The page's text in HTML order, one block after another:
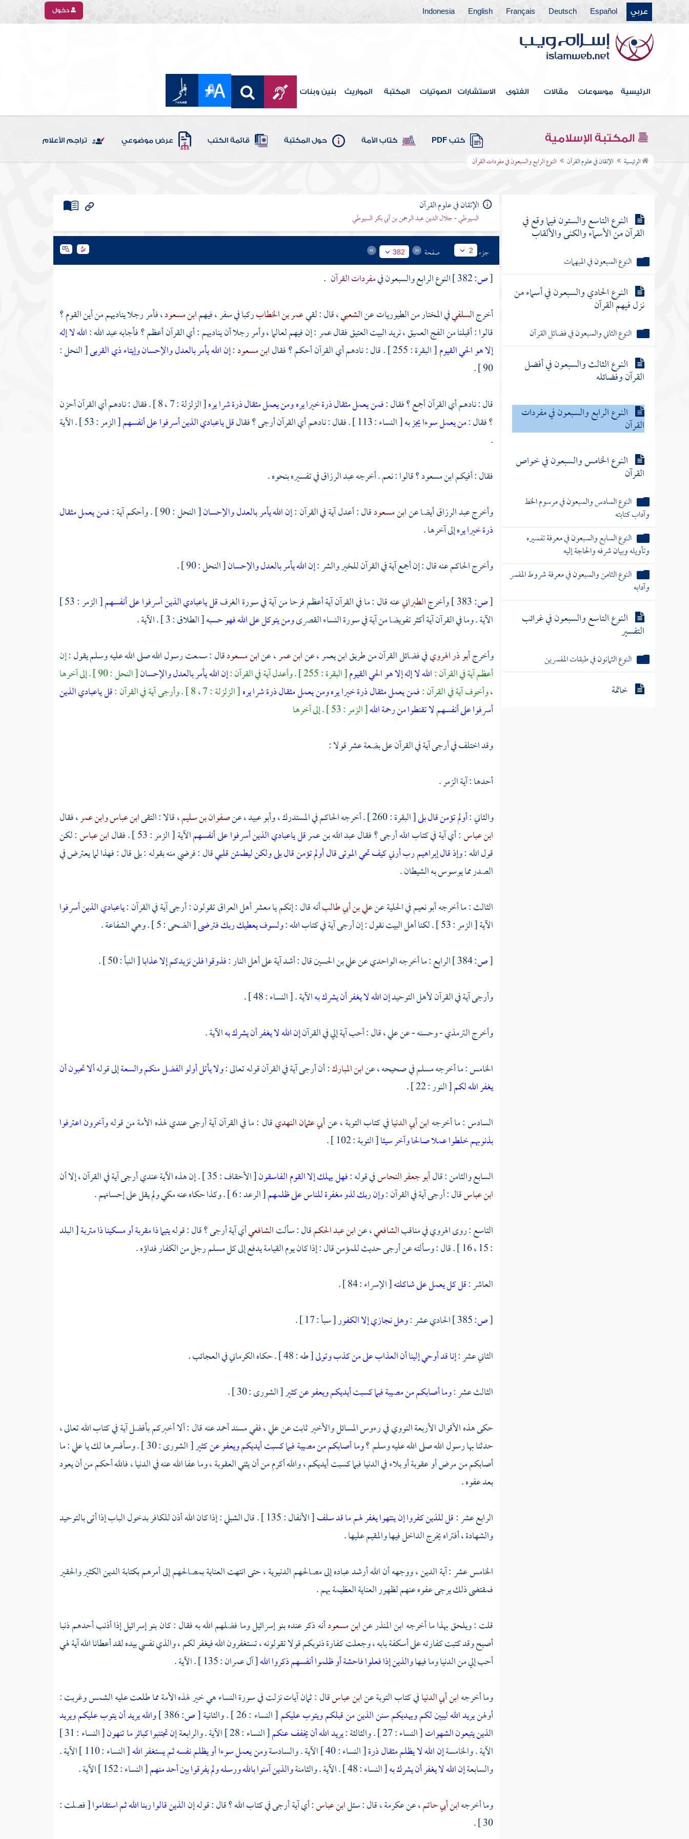
عربي Español
Deutsch
Français
English
Indonesia دخول
الرئيسية موسوعات مقالات الفتوى الاستشارات الصوتيات المكتبة المواريث بنين وبنات
المكتبة الإسلامية كتب PDF كتاب الأمة حول المكتبة قائمة الكتب عرض موضوعي تراجم الأعلام
الرئيسية الإتقان في علوم القرآن النوع الرابع والسبعون في مفردات القرآن
النوع الرابع والستون في إعجاز القرآن
النوع الخامس والستون في العلوم
المستنبطة من القرآن
النوع السادس والستون في أمثال القرآن
القرآن
النوع الثامن والستون في جدل
النوع التاسع والستون فيما وقع في
القرآن من الأسماء والكنى والألقاب
النوع السبعون في المبهمات
النوع الحادي والسبعون في أسماء من
نزل فيهم القرآن
النوع الثاني والسبعون في فضائل القرآن
النوع الثالث والسبعون في أفضل
القرآن وفضائله
النوع الرابع والسبعون في مفردات
القرآن
النوع الخامس والسبعون في خواص
القرآن
النوع السادس والسبعون في مرسوم الخط
وآداب كتابته
النوع السابع والسبعون في معرفة تفسيره
وتأويله وبيان شرفه والحاجة إليه
النوع الثامن والسبعون في معرفة شروط المفسر
وآدابه
النوع التاسع والسبعون في غرائب
التفسير
النوع الثمانون في طبقات المفسرين
خاتمة
الإتقان في علوم القرآن
السيوطي - جلال الدين عبد الرحمن بن أبي بكر السيوطي
جزء 2 صفحة 382
[ص: النوع الرابع والسبعون فيمفردات القرآن .
أخرجالسلفيفي المختار من الطيوريات عنالشعبي، قال : لقيعمر بن الخطابركبا في سفر ، فيهمابن مسعود، فأمر رجلا يناديهم من أين القوم ؟
قالوا : أقبلنا من الفج العميق ، نريد البيت العتيق فقالعمر: إن فيهم لعالما ، وأمر رجلا أن يناديهم : أي القرآن أعظم ؟ فأجابه عبد الله :الله لا إله
إلا هو الحي القيوم[ البقرة : 255 ] . قال : نادهم أي القرآن أحكم ؟ فقال ابن مسعود:إن الله يأمر بالعدل والإحسان وإيتاء ذي القربى[ النحل :
90 ] .
قال : نادهم أي القرآن أجمع ؟ فقال :فمن يعمل مثقال ذرة خيرا يره ومن يعمل مثقال ذرة شرا يره
[ الزلزلة : 7 ، 8 ] . فقال : نادهم أي القرآن أحزن
؟ فقال :من يعمل سوءا يجز به[ النساء : 113 ] . فقال : نادهم أي القرآن أرجى ؟ فقال قل ياعبادي الذين أسرفوا على أنفسهم
[ الزمر : 53 ] . الآية
.
فقال : أفيكمابن مسعود ؟قالوا : نعم . أخرجهعبد الرزاقفي تفسيره بنحوه .
وأخرجعبد الرزاقأيضا عنابن مسعودقال : أعدل آية في القرآن :إن الله يأمر بالعدل والإحسان[ النحل : 90 ] . وأحكم آية :
فمن يعمل مثقال
ذرة خيرا يرهإلى آخرها .
وأخرجالحاكمعنه قال : إن أجمع آية في القرآن للخير والشر :إن الله يأمر بالعدل والإحسان[ النحل : 90 ] .
[ص: وأخرجالطبرانيعنه قال : ما في القرآن آية أعظم فرحا من آية في سورة الغرفقل ياعبادي الذين أسرفوا على أنفسهم
[ الزمر : 53 ]
الآية . وما في القرآن آية أكثر تفويضا من آية في سورة النساء القصرىومن يتوكل على الله فهو حسبه[ الطلاق : 3 ] . الآية .
وأخرجأبو ذر الهرويفي فضائل القرآن من طريقابن يعمر، عنابن عمر، عنابن مسعودقال : سمعت رسول الله صلى الله عليه وسلم يقول :إن
أعظم آية في القرآن :الله لا إله إلا هو الحي القيوم[ البقرة : 255 ] . وأعدل آية في القرآن : إن الله يأمر بالعدل والإحسان
[ النحل : 90 ] . إلى آخرها
، وأخوف آية في القرآن :فمن يعمل مثقال ذرة خيرا يره ومن يعمل مثقال ذرة شرا يره[ الزلزلة : 7 ، 8 ] . وأرجى آية في القرآن :
قل ياعبادي الذين
أسرفوا على أنفسهم لا تقنطوا من رحمة الله[ الزمر : 53 ] . إلى آخرها
وقد اختلف في أرجى آية في القرآن على بضعة عشر قولا :
أحدها : آية الزمر .
والثاني :أولم تؤمن قال بلى[ البقرة : 260 ] . أخرجه الحاكمفي المستدرك ،وأبو عبيد، عنصفوان بن سليم، قالا : التقىابن عباسوابن عمر، فقال
ابن عباس: أي آية في كتاب الله أرجى ؟ فقالعبد الله بن عمرقل ياعبادي الذين أسرفوا على أنفسهمالآية [ الزمر : 53 ] . فقال ابن عباس: لكن
قول الله :وإذ قال إبراهيم رب أرني كيف تحي الموتى قال أولم تؤمن قال بلى ولكن ليطمئن قلبيقال : فرضي منه بقوله : بلى قال : فهذا لما يعترض في
الصدر مما يوسوس به الشيطان .
الثالث : ما أخرجهأبو نعيمفي الحلية عنعلي بن أبي طالبأنه قال : إنكم يا معشرأهل العراقتقولون : أرجى آية في القرآن :ياعبادي الذين أسرفوا
الآية [ الزمر : 53 ] . لكنا أهل البيت نقول : إن أرجى آية في كتاب الله :
ولسوف يعطيك ربك فترضى[ الضحى : 5 ] . وهي الشفاعة .
[ص: الرابع : ما أخرجهالواحديعنعلي بن الحسينقال : أشد آية على أهل النار :فذوقوا فلن نزيدكم إلا عذابا[ النبأ : 50 ] .
وأرجى آية في القرآن لأهل التوحيدإن الله لا يغفر أن يشرك بهالآية . [ النساء : 48 ] .
وأخرج الترمذي - وحسنه - عنعلي، قال : أحب آية إلي في القرآنإن الله لا يغفر أن يشرك بهالآية .
الخامس : ما أخرجهمسلمفي صحيحه ، عنابن المبارك: أن أرجى آية في القرآن قوله تعالى :ولا يأتل أولو الفضل منكم والسعةإلى قولهألا تحبون أن
يغفر الله لكم[ النور : 22 ] .
السادس : ما أخرجهابن أبي الدنيافي كتاب التوبة ، عنأبي عثمان النهديقال : ما في القرآن آية أرجى عندي لهذه الأمة من قولهوآخرون اعترفوا
بذنوبهم خلطوا عملا صالحا وآخر سيئا[ التوبة : 102 ] .
السابع والثامن : قالأبو جعفر النحاسفي قوله :فهل يهلك إلا القوم الفاسقون[ الأحقاف : 35 ] . إن هذه الآية عندي أرجى آية في القرآن ، إلا أن
ابن عباسقال : أرجى آية في القرآن :وإن ربك لذو مغفرة للناس على ظلمهم[ الرعد : 6 ] . وكذا حكاه عنه مكي ولم يقل على إحسانهم .
التاسع : روىالهرويفي مناقبالشافعي، عنابن عبد الحكمقال : سألتالشافعيأي آية أرجى ؟ قال : قولهيتيما ذا مقربة أو مسكينا ذا متربة[ البلد
: 15 ، 16 ] . قال : وسألته عن أرجى حديث للمؤمن قال : إذا كان يوم القيامة يدفع إلى كل مسلم رجل من الكفار فداؤه .
العاشر :قل كل يعمل على شاكلته[ الإسراء : 84 ] .
[ص: الحادي عشر :وهل نجازي إلا الكفور[ سبأ : 17 ] .
الثاني عشر :إنا قد أوحي إلينا أن العذاب على من كذب وتولى[ طه : 48 ] . حكاه الكرماني في العجائب .
الثالث عشر :وما أصابكم من مصيبة فبما كسبت أيديكم ويعفو عن كثير[ الشورى : 30 ] .
حكى هذه الأقوال الأربعةالنوويفي رءوس المسائل والأخيرثابتعنعلي، ففي مسندأحمدعنه قال : ألا أخبركم بأفضل آية في كتاب الله تعالى ،
حدثنا بها رسول الله صلى الله عليه وسلم ؟وما أصابكم من مصيبة فبما كسبت أيديكم ويعفو عن كثير[ الشورى : 30 ] . وسأفسرها لك يا علي: ما
أصابكم من مرض أو عقوبة أو بلاء في الدنيا فبما كسبت أيديكم ، والله أكرم من أن يثني العقوبة ، وما عفا الله عنه في الدنيا ، فالله أحكم من أن يعود
بعد عفوه .
الرابع عشر :قل للذين كفروا إن ينتهوا يغفر لهم ما قد سلف[ الأنفال : 135 ] . قال الشبلي: إذا كان الله أذن للكافر بدخول الباب إذا أتى بالتوحيد
والشهادة ، أفتراه يخرج الداخل فيها والمقيم عليها .
الخامس عشر : آية الدين ، ووجهه أن الله أرشد عباده إلى مصالحهم الدنيوية ، حتى انتهت العناية بمصالحهم إلى أمرهم بكتابة الدين الكثير والحقير
فمقتضى ذلك يرجى عفوه عنهم لظهور العناية العظيمة بهم .
قلت : ويلحق بهذا ما أخرجهابن المنذرعنابن مسعودأنه ذكر عندهبنو إسرائيلوما فضلهم الله به فقال : كانبنو إسرائيلإذا أذنب أحدهم ذنبا
أصبح وقد كتبت كفارته على أسكفة بابه ، وجعلت كفارة ذنوبكم قولا تقولونه ، تستغفرون الله فيغفر لكم ، والذي نفسي بيده لقد أعطانا الله آية لهي
أحب إلي من الدنيا وما فيهاوالذين إذا فعلوا فاحشة أو ظلموا أنفسهم ذكروا الله[ آل عمران : 135 ] . الآية .
وما أخرجهابن أبي الدنيافي كتاب التوبة عنابن عباسقال : ثمان آيات نزلت في سورة النساء هي خير لهذه الأمة مما طلعت عليه الشمس وغربت :
أولهنيريد الله ليبين لكم ويهديكم سنن الذين من قبلكم ويتوب عليكم[ النساء : 26 ] . والثانية [ص:386 ]
والله يريد أن يتوب عليكم ويريد
الذين يتبعون الشهوات[ النساء : 27 ] . والثالثة : يريد الله أن يخفف عنكم[ النساء : 28 ] الآية . والرابعة إن تجتنبوا كبائر ما تنهون
[ النساء : 31 ]
الآية . والخامسةإن الله لا يظلم مثقال ذرة[ النساء : 40 ] الآية . والسادسة ومن يعمل سوءا أو يظلم نفسه ثم يستغفر الله
[ النساء : 110 ] الآية .
والسابعةإن الله لا يغفر أن يشرك به[ النساء : 48 ] . الآية . والثامنة والذين آمنوا بالله ورسله ولم يفرقوا بين أحد منهم[ النساء : 152 ] الآية .
وما أخرجهابن أبي حاتم، عنعكرمة، قال : سئلابن عباس: أي آية أرجى في كتاب الله ؟ قال : قولهإن الذين قالوا ربنا الله ثم استقاموا[ فصلت :
30 ] .